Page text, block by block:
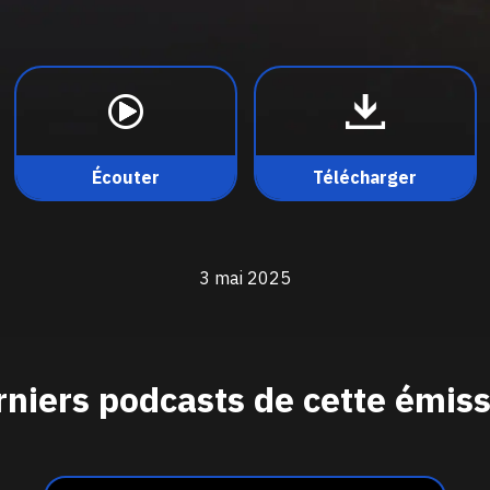
Écouter Télécharger
3 mai 2025
podcasts de cette